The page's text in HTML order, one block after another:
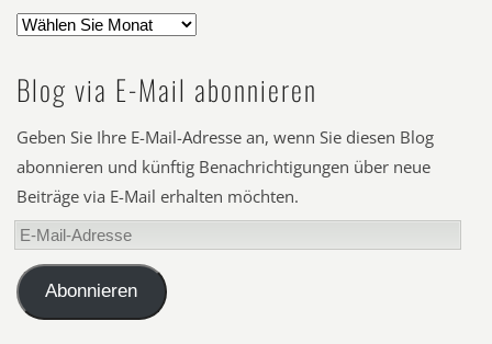
Blog via E-Mail abonnieren
Geben Sie Ihre E-Mail-Adresse an, wenn Sie diesen Blog
abonnieren und künftig Benachrichtigungen über neue
Beiträge via E-Mail erhalten möchten.
E-
Mail-
AdresseAbonnieren